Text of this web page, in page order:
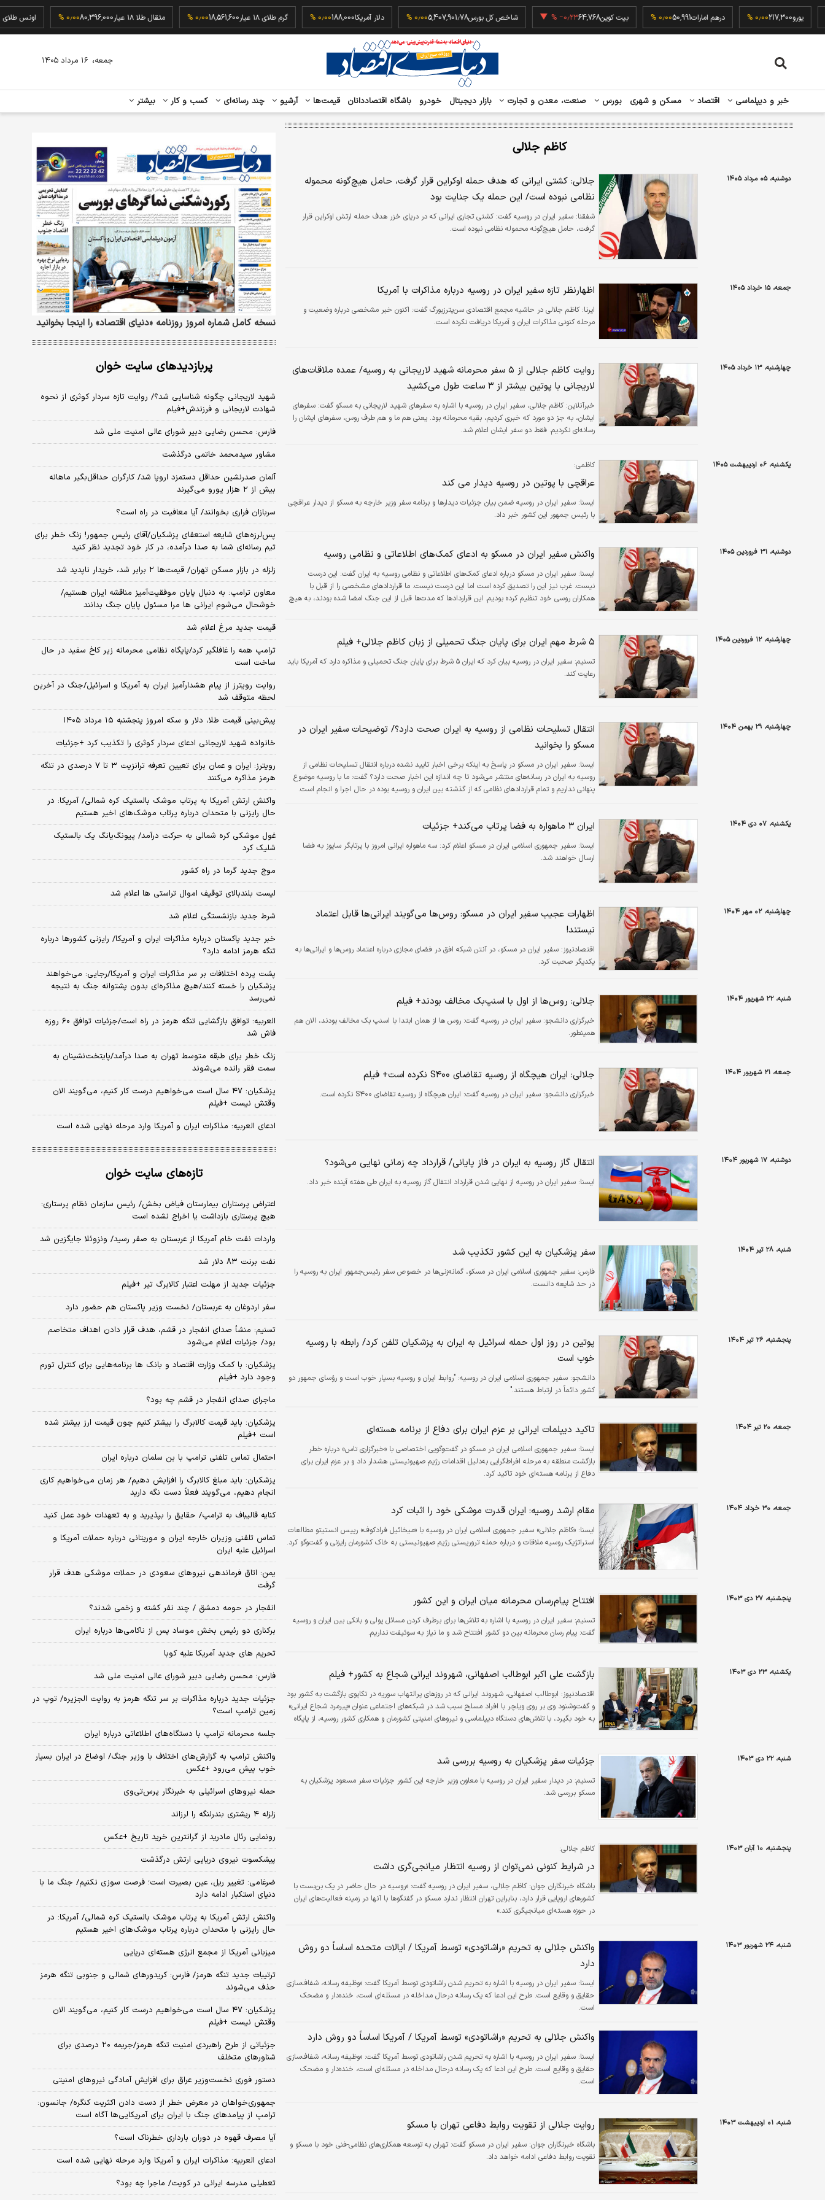
یورو217,300۰٫۰۰ % درهم امارات50,991۰٫۰۰ % بیت کوین64,768 ‎−۰٫۲۳ % شاخص کل بورس5,407,901.78۰٫۰۰ % دلار آمریکا188,000۰٫۰۰ % گرم طلای ۱۸ عیار 18,561,600۰٫۰۰ % مثقال طلا ۱۸ عیار 80,396,000۰٫۰۰ %
خبر و دیپلماسی اقتصاد مسکن و شهری بورس صنعت، معدن و تجارت بازار دیجیتال خودرو باشگاه اقتصاددانان قیمت‌ها آرشیو چند رسانه‌ای کسب و کار بیشتر
جمعه، ۱۶ مرداد ۱۴۰۵
کاظم جلالی
دوشنبه، ۰۵ مرداد ۱۴۰۵
جلالی: کشتی ایرانی که هدف حمله اوکراین قرار گرفت، حامل هیچ‌گونه محموله
نظامی نبوده است/ این حمله یک جنایت بود
شفقنا: سفیر ایران در روسیه گفت: کشتی تجاری ایرانی که در دریای خزر هدف حمله ارتش اوکراین قرار
گرفت، حامل هیچ‌گونه محموله نظامی نبوده است.
جمعه، ۱۵ خرداد ۱۴۰۵ اظهارنظر تازه سفیر ایران در روسیه درباره مذاکرات با آمریکا
ایرنا: کاظم جلالی در حاشیه مجمع اقتصادی سن‌پترزبورگ گفت: اکنون خبر مشخصی درباره وضعیت و
مرحله کنونی مذاکرات ایران و آمریکا دریافت نکرده است.
چهارشنبه، ۱۳ خرداد ۱۴۰۵
روایت کاظم جلالی از ۵ سفر محرمانه شهید لاریجانی به روسیه/ عمده ملاقات‌های
لاریجانی با پوتین بیشتر از ۳ ساعت طول می‌کشید
خبرآنلاین: کاظم جلالی، سفیر ایران در روسیه با اشاره به سفرهای شهید لاریجانی به مسکو گفت: سفرهای
ایشان، به جز دو مورد که خبری کردیم، بقیه محرمانه بود. یعنی هم ما و هم طرف روس، سفرهای ایشان را
رسانه‌ای نکردیم. فقط دو سفر ایشان اعلام شد.
یکشنبه، ۰۶ اردیبهشت ۱۴۰۵ کاظمی:
عراقچی با پوتین در روسیه دیدار می کند
ایسنا: سفیر ایران در روسیه ضمن بیان جزئیات دیدارها و برنامه سفر وزیر خارجه به مسکو از دیدار عراقچی
با رئیس جمهور این کشور خبر داد.
دوشنبه، ۳۱ فروردین ۱۴۰۵ واکنش سفیر ایران در مسکو به ادعای کمک‌های اطلاعاتی و نظامی روسیه
ايسنا: سفیر ایران در مسکو درباره ادعای کمک‌های اطلاعاتی و نظامی روسیه به ایران گفت: این درست
نیست. غرب نیز این را تصدیق کرده است اما این درست نیست. ما قراردادهای مشخصی را از قبل با
همکاران روسی خود تنظیم کرده بودیم. این قراردادها که مدت‌ها قبل از این جنگ امضا شده بودند، به هیچ
چهارشنبه، ۱۲ فروردین ۱۴۰۵ ۵ شرط مهم ایران برای پایان جنگ تحمیلی از زبان کاظم جلالی+ فیلم
تسنیم:
سفیر ایران در روسیه بیان کرد که ایران ۵ شرط برای پایان جنگ تحمیلی و مذاکره دارد که آمریکا باید
رعایت کند.
چهارشنبه، ۲۹ بهمن ۱۴۰۴
انتقال تسلیحات نظامی از روسیه به ایران صحت دارد؟/ توضیحات سفیر ایران در
مسکو را بخوانید
ايسنا:
سفیر ایران در مسکو در پاسخ به اینکه برخی اخبار تایید نشده درباره انتقال تسلیحات نظامی از
روسیه به ایران در رسانه‌های منتشر می‌شود تا چه اندازه این اخبار صحت دارد؟ گفت: ما با روسیه موضوع
پنهانی نداریم و تمام قراردادهای نظامی که از گذشته بین ایران و روسیه بوده در حال اجرا و انجام است.
یکشنبه، ۰۷ دی ۱۴۰۴ ایران ۳ ماهواره به فضا پرتاب می‌کند+ جزئیات
ايسنا: سفیر جمهوری اسلامی ایران در مسکو اعلام کرد: سه ماهواره ایرانی امروز با پرتابگر سایوز به فضا
ارسال خواهند شد.
چهارشنبه، ۰۲ مهر ۱۴۰۴
اظهارات عجیب سفیر ایران در مسکو: روس‌ها می‌گویند ایرانی‌ها قابل اعتماد
نیستند!
اقتصادنیوز: سفیر ایران در مسکو، در آنتن شبکه افق در فضای مجازی درباره اعتماد روس‌ها و ایرانی‌ها به
یکدیگر صحبت کرد.
شنبه، ۲۲ شهریور ۱۴۰۴ جلالی: روس‌ها از اول با اسنپ‌بک مخالف بودند+ فیلم
خبرگزاری دانشجو: سفیر ایران در روسیه گفت: روس ها از همان ابتدا با اسنپ بک مخالف بودند، الان هم
همینطور.
جمعه، ۲۱ شهریور ۱۴۰۴ جلالی: ایران هیچگاه از روسیه تقاضای S۴۰۰ نکرده است+ فیلم
خبرگزاری دانشجو: سفیر ایران در روسیه گفت: ایران هیچگاه از روسیه تقاضای S۴۰۰ نکرده است.
دوشنبه، ۱۷ شهریور ۱۴۰۴ انتقال گاز روسیه به ایران در فاز پایانی/ قرارداد چه زمانی نهایی می‌شود؟
ايسنا: سفیر ایران در روسیه از نهایی شدن قرارداد انتقال گاز روسیه به ایران طی هفته آینده خبر داد.
شنبه، ۲۸ تیر ۱۴۰۴ سفر پزشکیان به این کشور تکذیب شد
فارس: سفیر جمهوری اسلامی ایران در مسکو، گمانه‌زنی‌ها در خصوص سفر رئیس‌جمهور ایران به روسیه را
در حد شایعه دانست.
پنجشنبه، ۲۶ تیر ۱۴۰۴
پوتین در روز اول حمله اسرائیل به ایران به پزشکیان تلفن کرد/ رابطه با روسیه
خوب است
دانشجو: سفیر جمهوری اسلامی ایران در روسیه: "روابط ایران و روسیه بسیار خوب است و رؤسای جمهور دو
کشور دائماً در ارتباط هستند."
جمعه، ۲۰ تیر ۱۴۰۴ تاکید دیپلمات ایرانی بر عزم ایران برای دفاع از برنامه هسته‌ای
ايسنا: سفیر جمهوری اسلامی ایران در مسکو در گفت‌وگویی اختصاصی با «خبرگزاری تاس» درباره خطر
بازگشت منطقه به مرحله افراط‌گرایی به‌دلیل اقدامات رژیم صهیونیستی هشدار داد و بر عزم ایران برای
دفاع از برنامه هسته‌ای خود تاکید کرد.
جمعه، ۳۰ خرداد ۱۴۰۴ مقام ارشد روسیه: ایران قدرت موشکی خود را اثبات کرد
ايسنا: «کاظم جلالی» سفیر جمهوری اسلامی ایران در روسیه با «میخائیل فرادکوف» رییس انستیتو مطالعات
استراتژیک روسیه ملاقات و درباره حمله تروریستی رژیم صهیونیستی به خاک کشورمان رایزنی و گفت‌وگو کرد.
پنجشنبه، ۲۷ دی ۱۴۰۳ افتتاح پیام‌رسان محرمانه میان ایران و این کشور
تسنیم: سفیر ایران در روسیه با اشاره به تلاش‌ها برای برطرف کردن مسائل پولی و بانکی بین ایران و روسیه
گفت: پیام رسان محرمانه بین دو کشور افتتاح شد و ما نیاز به سوئیفت نداریم.
یکشنبه، ۲۳ دی ۱۴۰۳ بازگشت علی اکبر ابوطالب اصفهانی، شهروند ایرانی شجاع به کشور+ فیلم
اقتصادنیوز: ابوطالب اصفهانی، شهروند ایرانی که در روزهای پرالتهاب سوریه در تکاپوی بازگشت به کشور بود
و گفت‌وشنود وی بر روی ویلچر با افراد مسلح سبب شد در شبکه‌های اجتماعی عنوان «پیرمرد شجاع ایرانی»
به خود بگیرد، با تلاش‌های دستگاه دیپلماسی و نیروهای امنیتی کشورمان و همکاری کشور روسیه، از پایگاه
شنبه، ۲۲ دی ۱۴۰۳ جزئیات سفر پزشکیان به روسیه بررسی شد
تسنیم: در دیدار سفیر ایران در روسیه با معاون وزیر خارجه این کشور جزئیات سفر مسعود پزشکیان به
مسکو بررسی شد.
پنجشنبه، ۱۰ آبان ۱۴۰۳ کاظم جلالی:
در شرایط کنونی نمی‌توان از روسیه انتظار میانجی‌گری داشت
باشگاه خبرنگاران جوان: کاظم جلالی، سفیر ایران در روسیه گفت: «روسیه در حال حاضر در یک بن‌بست با
کشور‌های اروپایی قرار دارد، بنابراین تهران انتظار ندارد مسکو در گفتگو‌ها با آنها در زمینه فعالیت‌های ایران
در حوزه هسته‌ای میانجیگری کند.»
شنبه، ۲۴ شهریور ۱۴۰۳
واکنش جلالی به تحریم «راشاتودی» توسط آمریکا / ایالات متحده اساساً دو روش
دارد
ایسنا:
سفیر ایران در روسیه با اشاره به تحریم شدن راشاتودی توسط آمریکا گفت: «وظیفه رسانه، شفاف‌سازی
حقایق و وقایع است. طرح این ادعا که یک رسانه درحال مداخله در مسئله‌ای است، خنده‌دار و مضحک
است.
واکنش جلالی به تحریم «راشاتودی» توسط آمریکا / آمریکا اساساً دو روش دارد
ایسنا:
سفیر ایران در روسیه با اشاره به تحریم شدن راشاتودی توسط آمریکا گفت: «وظیفه رسانه، شفاف‌سازی
حقایق و وقایع است. طرح این ادعا که یک رسانه درحال مداخله در مسئله‌ای است، خنده‌دار و مضحک
است.
شنبه، ۰۱ اردیبهشت ۱۴۰۳ روایت جلالی از تقویت روابط دفاعی تهران با مسکو
باشگاه خبرنگاران جوان: سفیر ایران در مسکو گفت: تهران به توسعه همکاری‌های نظامی-فنی خود با مسکو و
تقویت روابط دفاعی ادامه خواهد داد.
نسخه کامل شماره امروز روزنامه «دنیای‌ اقتصاد» را اینجا بخوانید
پربازدیدهای سایت خوان
شهید لاریجانی چگونه شناسایی شد؟/ روایت تازه سردار کوثری از نحوه
شهادت لاریجانی و فرزندش+فیلم
فارس: محسن رضایی دبیر شورای عالی امنیت ملی شد
مشاور سیدمحمد خاتمی درگذشت
آلمان صدرنشین حداقل دستمزد اروپا شد/ کارگران حداقل‌بگیر ماهانه
بیش از ۲ هزار یورو می‌گیرند
سربازان فراری بخوانند/ آیا معافیت در راه است؟
پس‌لرزه‌های شایعه استعفای پزشکیان/آقای رئیس جمهور! زنگ خطر برای
تیم رسانه‌ای شما به صدا درآمده، در کار خود تجدید نظر کنید
زلزله در بازار مسکن تهران/ قیمت‌ها ۲ برابر شد، خریدار ناپدید شد
معاون ترامپ: به دنبال پایان موفقیت‌آمیز مناقشه ایران هستیم/
خوشحال می‌شوم ایرانی ها مرا مسئول پایان جنگ بدانند
قیمت جدید مرغ اعلام شد
ترامپ همه را غافلگیر کرد/پایگاه نظامی محرمانه زیر کاخ سفید در حال
ساخت است
روایت رویترز از پیام هشدارآمیز ایران به آمریکا و اسرائیل/جنگ در آخرین
لحظه متوقف شد
پیش‌بینی قیمت طلا، دلار و سکه امروز پنجشنبه ۱۵ مرداد ۱۴۰۵
خانواده شهید لاریجانی ادعای سردار کوثری را تکذیب کرد +جزئیات
رویترز: ایران و عمان برای تعیین تعرفه ترانزیت ۳ تا ۷ درصدی در تنگه
هرمز مذاکره می‌کنند
واکنش ارتش آمریکا به پرتاب موشک بالستیک کره شمالی/ آمریکا: در
حال رایزنی با متحدان درباره پرتاب موشک‌های اخیر هستیم
غول موشکی کره شمالی به حرکت درآمد/ پیونگ‌یانگ یک بالستیک
شلیک کرد
موج جدید گرما در راه کشور
لیست بلندبالای توقیف اموال تراستی ها اعلام شد
شرط جدید بازنشستگی اعلام شد
خبر جدید پاکستان درباره مذاکرات ایران و آمریکا/ رایزنی کشورها درباره
تنگه هرمز ادامه دارد؟
پشت پرده اختلافات بر سر مذاکرات ایران و آمریکا/رجایی: می‌خواهند
پزشکیان را خسته کنند/هیچ مذاکره‌ای بدون پشتوانه جنگ به نتیجه
نمی‌رسد
العربیه: توافق بازگشایی تنگه هرمز در راه است/جزئیات توافق ۶۰ روزه
فاش شد
زنگ خطر برای طبقه متوسط تهران به صدا درآمد/پایتخت‌نشینان به
سمت فقر رانده می‌شوند
پزشکیان: ۴۷ سال است می‌خواهیم درست کار کنیم، می‌گویند الان
وقتش نیست +فیلم
ادعای العربیه: مذاکرات ایران و آمریکا وارد مرحله نهایی شده است
تازه‌های سایت خوان
اعتراض پرستاران بیمارستان فیاض بخش/ رئیس سازمان نظام پرستاری:
هیچ پرستاری بازداشت یا اخراج نشده است
واردات نفت خام آمریکا از عربستان به صفر رسید/ ونزوئلا جایگزین شد
نفت برنت ۸۳ دلار شد
جزئیات جدید از مهلت اعتبار کالابرگ تیر +فیلم
سفر اردوغان به عربستان/ نخست وزیر پاکستان هم حضور دارد
تسنیم: منشأ صدای انفجار در قشم، هدف قرار دادن اهداف متخاصم
بود/ جزئیات اعلام می‌شود
پزشکیان: با کمک وزارت اقتصاد و بانک ها برنامه‌هایی برای کنترل تورم
وجود دارد +فیلم
ماجرای صدای انفجار در قشم چه بود؟
پزشکیان: باید قیمت کالابرگ را بیشتر کنیم چون قیمت ارز بیشتر شده
است +فیلم
احتمال تماس تلفنی ترامپ با بن سلمان درباره ایران
پزشکیان: باید مبلغ کالابرگ را افزایش دهیم/ هر زمان می‌خواهیم کاری
انجام دهیم، می‌گویند فعلاً دست نگه دارید
کنایه قالیباف به ترامپ/ حقایق را بپذیرید و به تعهدات خود عمل کنید
تماس تلفنی وزیران خارجه ایران و موریتانی درباره حملات آمریکا و
اسرائیل علیه ایران
یمن: اتاق فرماندهی نیروهای سعودی در حملات موشکی هدف قرار
گرفت
انفجار در حومه دمشق / چند نفر کشته و زخمی شدند؟
برکناری دو رئیس بخش موساد پس از ناکامی‌ها درباره ایران
تحریم های جدید آمریکا علیه کوبا
فارس: محسن رضایی دبیر شورای عالی امنیت ملی شد
جزئیات جدید درباره مذاکرات بر سر تنگه هرمز به روایت الجزیره/ توپ در
زمین ترامپ است؟
جلسه محرمانه ترامپ با دستگاه‌های اطلاعاتی درباره ایران
واکنش ترامپ به گزارش‌های اختلاف با وزیر جنگ/ اوضاع در ایران بسیار
خوب پیش می‌رود +عکس
حمله نیروهای اسرائیلی به خبرنگار پرس‌تی‌وی
زلزله ۴ ریشتری بندرلنگه را لرزاند
رونمایی رئال مادرید از گرانترین خرید تاریخ +عکس
پیشکسوت نیروی دریایی ارتش درگذشت
ضرغامی: تغییر ریل، عین بصیرت است؛ فرصت سوزی نکنیم/ جنگ ما با
دنیای استکبار ادامه دارد
واکنش ارتش آمریکا به پرتاب موشک بالستیک کره شمالی/ آمریکا: در
حال رایزنی با متحدان درباره پرتاب موشک‌های اخیر هستیم
میزبانی آمریکا از مجمع انرژی هسته‌ای دریایی
ترتیبات جدید تنگه هرمز/ فارس: کریدورهای شمالی و جنوبی تنگه هرمز
حذف می‌شوند
پزشکیان: ۴۷ سال است می‌خواهیم درست کار کنیم، می‌گویند الان
وقتش نیست +فیلم
جزئیاتی از طرح راهبردی امنیت تنگه هرمز/جریمه ۲۰ درصدی برای
شناورهای متخلف
دستور فوری نخست‌وزیر عراق برای افزایش آمادگی نیروهای امنیتی
جمهوری‌خواهان در معرض خطر از دست دادن اکثریت کنگره/ جانسون:
ترامپ از پیامدهای جنگ با ایران برای آمریکایی‌ها آگاه است
آیا مصرف قهوه در دوران بارداری خطرناک است؟
ادعای العربیه: مذاکرات ایران و آمریکا وارد مرحله نهایی شده است
تعطیلی مدرسه ایرانی در کویت/ ماجرا چه بود؟